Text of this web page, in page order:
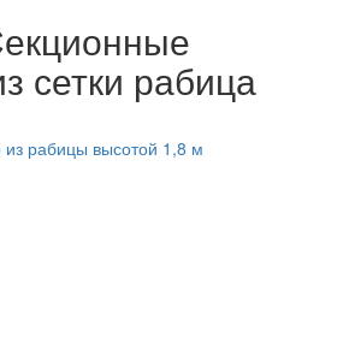
сетки рабица
рабицы высотой 1,8 м